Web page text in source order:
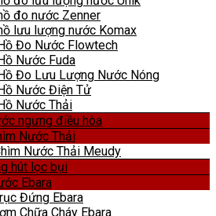
đo nước Zenner
lưu lượng nước Komax
Đo Nước Flowtech
Nước Fuda
Đo Lưu Lượng Nước Nóng
Nước Điện Tử
Nước Thải
ngưng điều hòa
Nước Thải
Nước Thải Meudy
hút lọc bụi
Ebara
Đứng Ebara
Chữa Cháy Ebara